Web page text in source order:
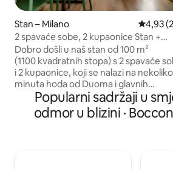
Stan – Milano
4,93
2 spavaće sobe, 2 kupaonice Stan +
klima-uređaj + BESPLATNA GARAŽA
Dobro došli u naš stan od 100 m²
(1100 kvadratnih stopa) s 2 spavaće
i 2 kupaonice, koji se nalazi na nekoliko
minuta hoda od Duoma i glavnih
znamenitosti te u blizini javnog
Idealno za najviše 6 gostiju + 2 bebe
na razvlačenje i 2 dječja krevetića
Popularni sadržaji u
odmor u blizini ·